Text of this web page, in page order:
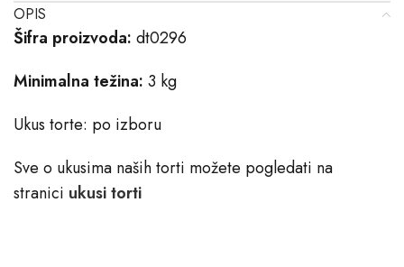
OPIS
Šifra proizvoda: dt0296
Minimalna težina: 3 kg
Ukus torte: po izboru
Sve o ukusima naših torti možete pogledati na
stranici ukusi torti